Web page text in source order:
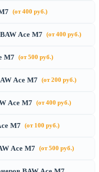
(от 400 руб.)
Ace M7 (от 400 руб.)
M7 (от 500 руб.)
Ace M7 (от 200 руб.)
Ace M7 (от 400 руб.)
M7 (от 100 руб.)
Ace M7 (от 500 руб.)